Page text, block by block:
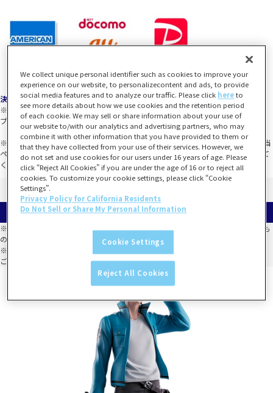
決済について
※「一番くじONLINE」旧サイトとは利用可能なお支払い方法が異なります。
プレバンPay、メルペイはご利用いただけません。
※各種SNSなどからアクセスした場合、PayPay決済がご利用いただけません。該当
ページのURLをコピーしてブラウザ（safari、chromeなど）で再度ページを開いて
ください。
等賞一覧
※選べない等賞は、同一のくじ箱において必ずしも全種類が揃うことを保証するも
のではありません。
※全種類数以上の数量が当たった場合でも、全種類が揃わないこともございます。
ご了承のうえお買い求めください。
We collect unique personal identifier such as cookies to improve your
experience on our website, to personalizecontent and ads, to provide
social media features and to analyze our traffic. Please click hereto
see more details about how we use cookies and the retention period
of each cookie. We may sell or share information about your use of
our website to/with our analytics and advertising partners, who may
combine it with other information that you have provided to them or
that they have collected from your use of their services. However, we
do not set and use cookies for our users under 16 years of age. Please
click “Reject All Cookies” if you are under the age of 16 or to reject all
cookies. To customize your cookie settings, please click “Cookie
Settings”.
Privacy Policy for California Residents
Do Not Sell or Share My Personal Information
Cookie Settings
Reject All Cookies